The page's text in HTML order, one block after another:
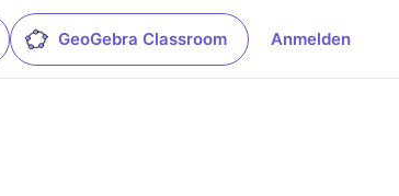
GeoGebra Classroom Anmelden